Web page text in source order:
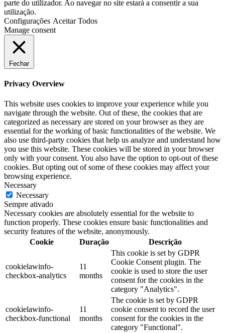
parte do utilizador. Ao navegar no site estará a consentir a sua
utilização.
Configurações Aceitar Todos
Manage consent
Fechar
Privacy Overview
This website uses cookies to improve your experience while you
navigate through the website. Out of these, the cookies that are
categorized as necessary are stored on your browser as they are
essential for the working of basic functionalities of the website. We
also use third-party cookies that help us analyze and understand how
you use this website. These cookies will be stored in your browser
only with your consent. You also have the option to opt-out of these
cookies. But opting out of some of these cookies may affect your
browsing experience.
Necessary
Necessary
Sempre ativado
Necessary cookies are absolutely essential for the website to
function properly. These cookies ensure basic functionalities and
security features of the website, anonymously.
Cookie
Duração Descrição
cookielawinfo-
checkbox-analytics
11
months
This cookie is set by GDPR
Cookie Consent plugin. The
cookie is used to store the user
consent for the cookies in the
category "Analytics".
cookielawinfo-
checkbox-functional
11
months
The cookie is set by GDPR
cookie consent to record the user
consent for the cookies in the
category "Functional".